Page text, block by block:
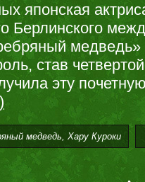
японская
Берлинского
медведь»
став
эту
медведь, Хару Куроки